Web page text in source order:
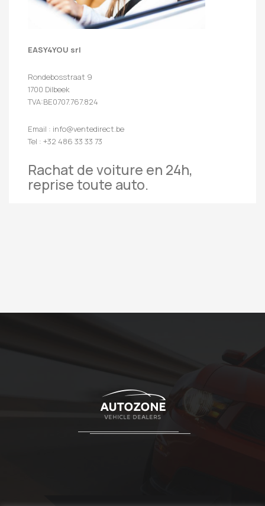
EASY4YOU srl
Rondebosstraat 9
1700 Dilbeek
TVA:BE0707.767.824
Email : info@ventedirect.be
Tel : +32 486 33 33 73
Rachat de voiture en 24h,
reprise toute auto.